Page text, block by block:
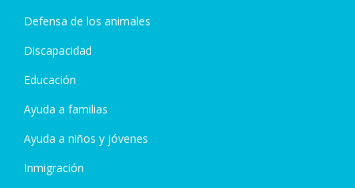
Defensa de los animales
Discapacidad
Educación
Ayuda a familias
Ayuda a niños y jóvenes
Inmigración